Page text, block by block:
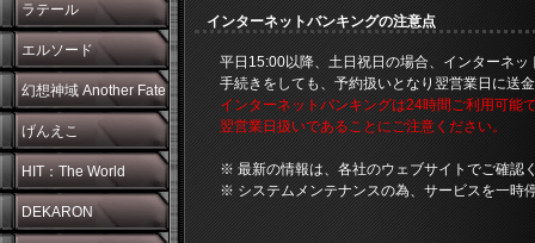
ラテール
エルソード
幻想神域 Another Fate
げんえこ
HIT：The World
DEKARON
インターネットバンキングの注意点
平日15:00以降、土日祝日の場合、インターネ
手続きをしても、予約扱いとなり翌営業日に送
インターネットバンキングは24時間ご利用可能
翌営業日扱いであることにご注意ください。
※ 最新の情報は、各社のウェブサイトでご確認
※ システムメンテナンスの為、サービスを一時